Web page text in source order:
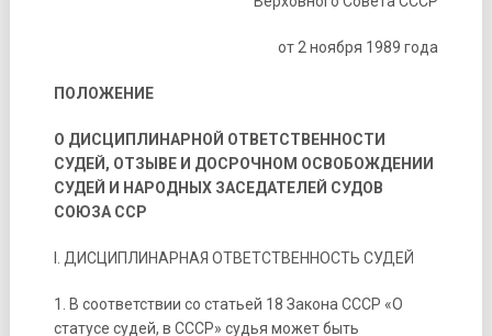
от 2 ноября 1989 года
ПОЛОЖЕНИЕ
О ДИСЦИПЛИНАРНОЙ ОТВЕТСТВЕННОСТИ
СУДЕЙ, ОТЗЫВЕ И ДОСРОЧНОМ ОСВОБОЖДЕНИИ
СУДЕЙ И НАРОДНЫХ ЗАСЕДАТЕЛЕЙ СУДОВ
СОЮЗА ССР
I. ДИСЦИПЛИНАРНАЯ ОТВЕТСТВЕННОСТЬ СУДЕЙ
1. В соответствии со статьей 18 Закона СССР «О
статусе судей, в СССР» судья может быть